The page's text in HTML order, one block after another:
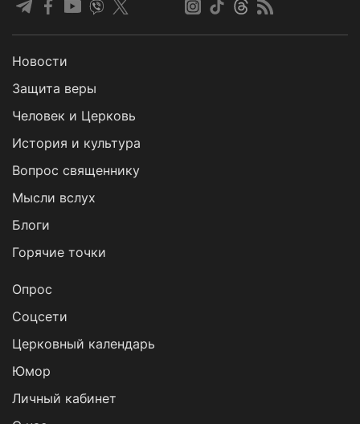
Новости
Защита веры
Человек и Церковь
История и культура
Вопрос священнику
Мысли вслух
Блоги
Горячие точки
Опрос
Cоцсети
Церковный календарь
Юмор
Личный кабинет